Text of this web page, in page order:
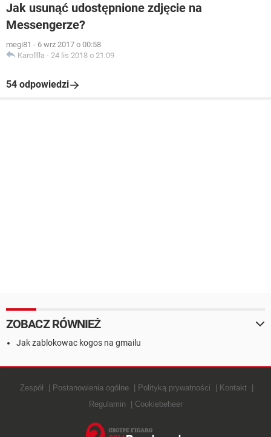
Jak usunąć udostępnione zdjęcie na
Messengerze?
megi81 - 6 wrz 2017 o 00:58
Karolllla - 24 lis 2018 o 21:09
54 odpowiedzi
ZOBACZ RÓWNIEŻ
Jak zablokowac kogos na gmailu
Zespół Postanowienia ogólne Polityką prywatności
Kontakt
Regulamin
Cookiebeheer